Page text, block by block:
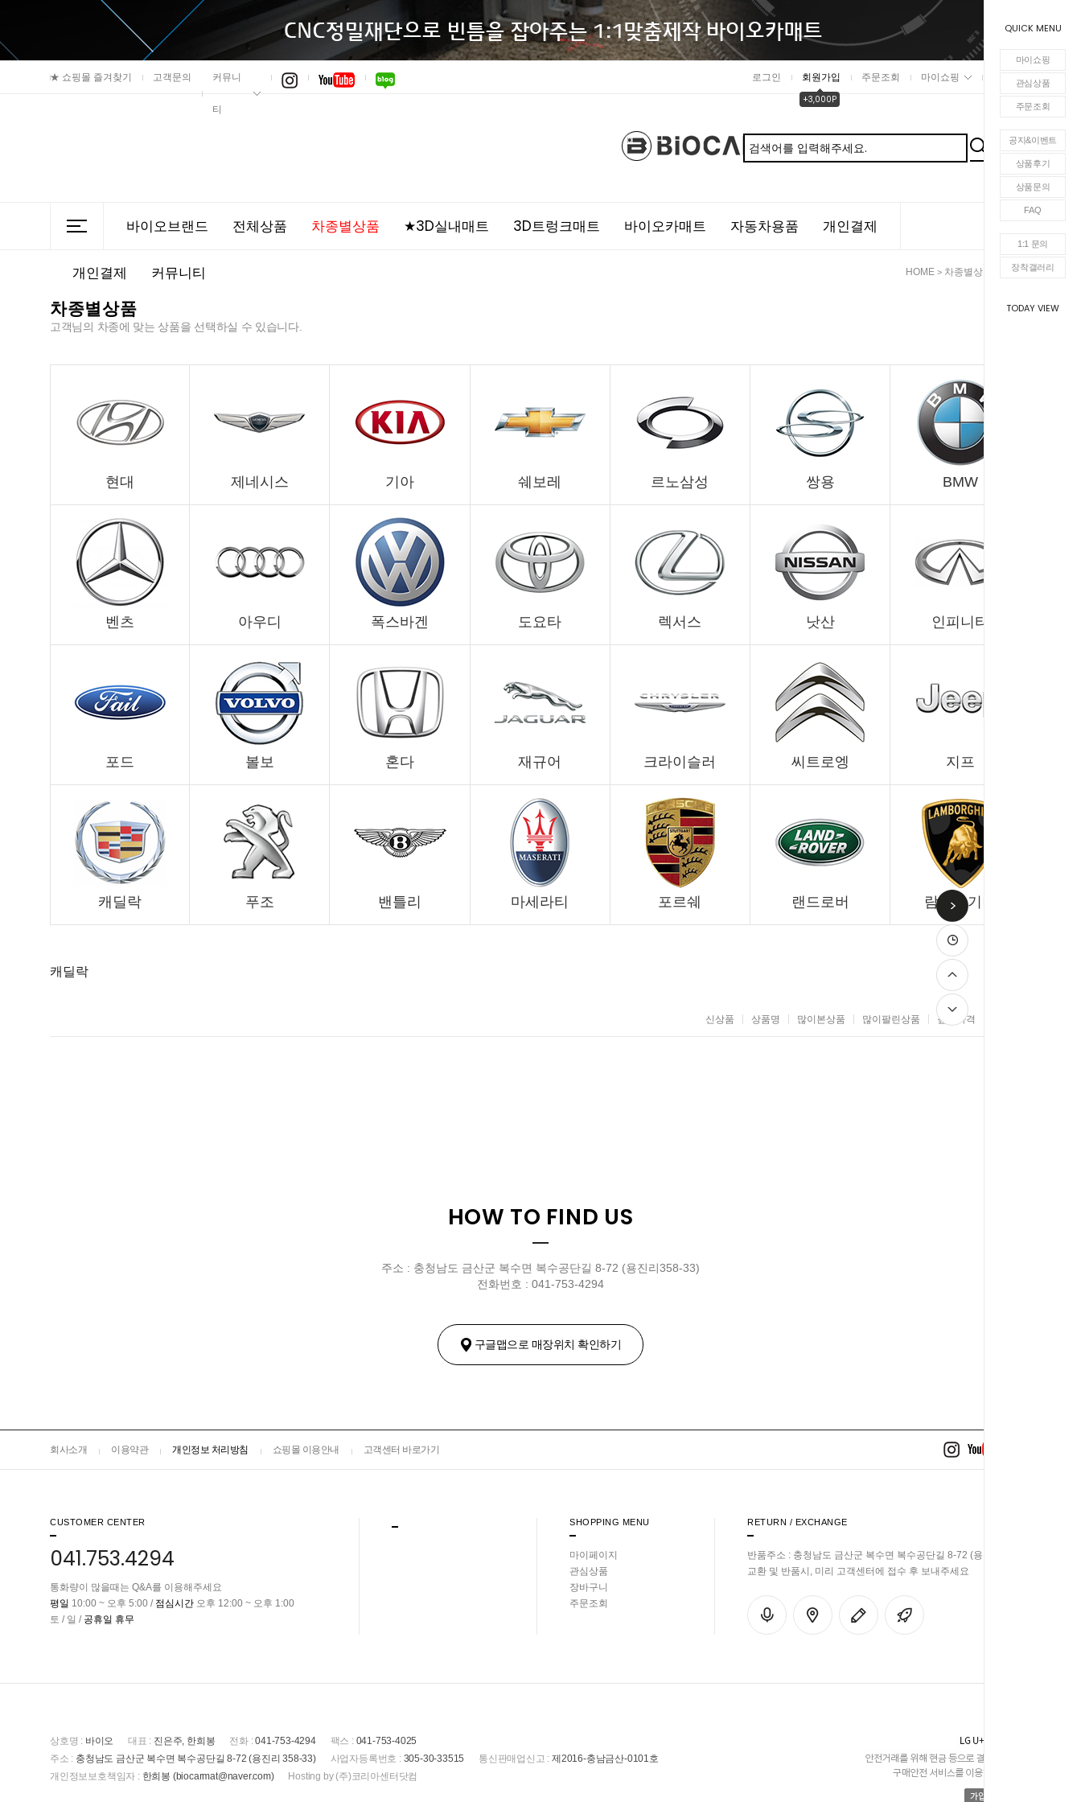
QUICK MENU
마이쇼핑
관심상품
주문조회
공지&이벤트
상품후기
상품문의
FAQ
1:1 문의
장착갤러리
TODAY VIEW
★ 쇼핑몰 즐겨찾기 고객문의 커뮤니
티
로그인 회원가입
+3,000P
주문조회 마이쇼핑 장바구니
바이오브랜드 전체상품 차종별상품 ★3D실내매트 3D트렁크매트 바이오카매트 자동차용품 개인결제
개인결제 커뮤니티 HOME > 차종별상품 캐딜락
차종별상품
고객님의 차종에 맞는 상품을 선택하실 수 있습니다.
현대 제네시스 기아 쉐보레 르노삼성 쌍용 BMW
벤츠 아우디 폭스바겐 도요타 렉서스 낫산 인피니티
포드 볼보 혼다 재규어 크라이슬러 씨트로엥 지프
캐딜락 푸조 밴틀리 마세라티 포르쉐 랜드로버 람보르기니
캐딜락
신상품 상품명 많이본상품 많이팔린상품 높은가격
HOW TO FIND US
주소 : 충청남도 금산군 복수면 복수공단길 8-72 (용진리358-33)
전화번호 : 041-753-4294
구글맵으로 매장위치 확인하기
회사소개 이용약관 개인정보 처리방침 쇼핑몰 이용안내 고객센터 바로가기
CUSTOMER CENTER
041.753.4294
통화량이 많을때는 Q&A를 이용해주세요
평일 10:00 ~ 오후 5:00 / 점심시간 오후 12:00 ~ 오후 1:00
토 / 일 / 공휴일 휴무
SHOPPING MENU
마이페이지
관심상품
장바구니
주문조회
RETURN / EXCHANGE
반품주소 : 충청남도 금산군 복수면 복수공단길 8-72 (용진리 358-33)
교환 및 반품시, 미리 고객센터에 접수 후 보내주세요
상호명 : 바이오 대표 : 진은주, 한희봉 전화 :041-753-4294 팩스 : 041-753-4025
주소 : 충청남도 금산군 복수면 복수공단길 8-72 (용진리 358-33) 사업자등록번호 : 305-30-33515 통신판매업신고 :제2016-충남금산-0101호
개인정보보호책임자 :한희봉 (biocarmat@naver.com) Hosting by (주)코리아센터닷컴